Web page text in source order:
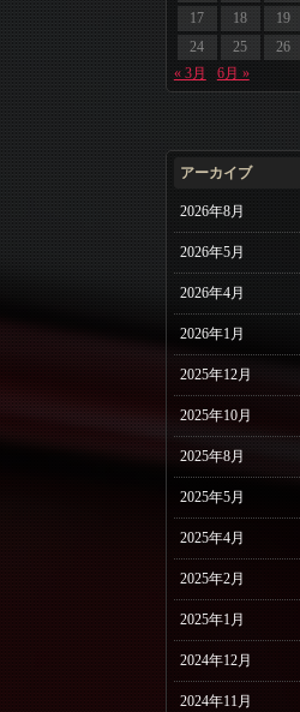
17
18 19
24
25 26
« 3月
6月 »
アーカイブ
2026年8月
2026年5月
2026年4月
2026年1月
2025年12月
2025年10月
2025年8月
2025年5月
2025年4月
2025年2月
2025年1月
2024年12月
2024年11月